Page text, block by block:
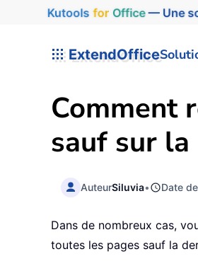
Kutools for Office— Une
ExtendOffice
Comment
sauf sur la
AuteurSiluvia• Date
Dans de nombreux cas,
toutes les pages sauf la